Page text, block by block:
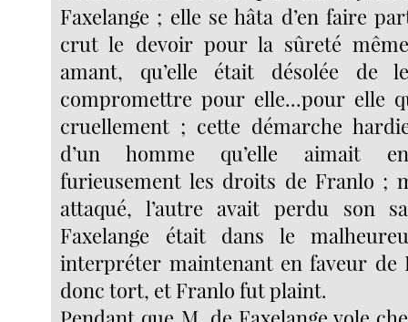
Faxelange ; elle se hâta d’en faire
crut le devoir pour la sûreté
amant, qu’elle était désolée de
compromettre pour elle...pour elle
cruellement ; cette démarche
d’un homme qu’elle aimait
furieusement les droits de Franlo ;
attaqué, l’autre avait perdu son
Faxelange était dans le
interpréter maintenant en faveur de
donc tort, et Franlo fut plaint.